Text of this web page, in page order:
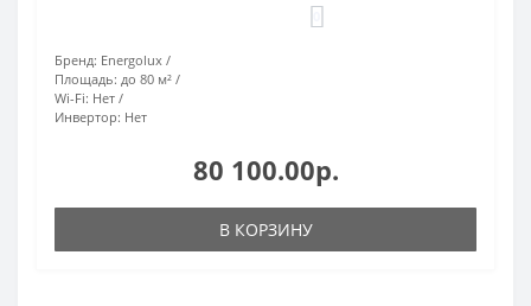
Бренд: Energolux
Площадь: до 80 м²
Wi-Fi: Нет
Инвертор: Нет
80 100.00р.
В КОРЗИНУ